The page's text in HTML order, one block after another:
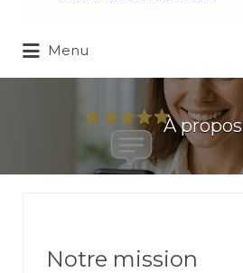
Menu
À propos
Notre mission